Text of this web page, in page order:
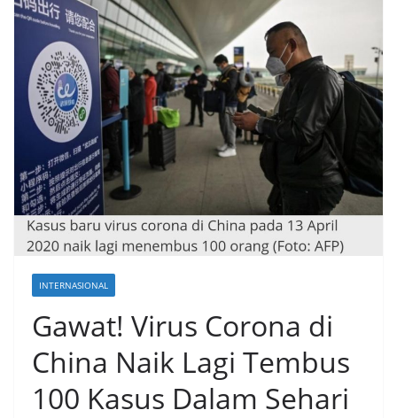
INTERNASIONAL
Gawat! Virus Corona di
China Naik Lagi Tembus
100 Kasus Dalam Sehari